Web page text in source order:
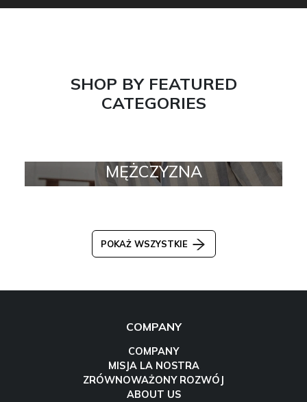
SHOP BY FEATURED
CATEGORIES
MĘŻCZYZNA
POKAŻ WSZYSTKIE
COMPANY
COMPANY
MISJA LA NOSTRA
ZRÓWNOWAŻONY ROZWÓJ
ABOUT US